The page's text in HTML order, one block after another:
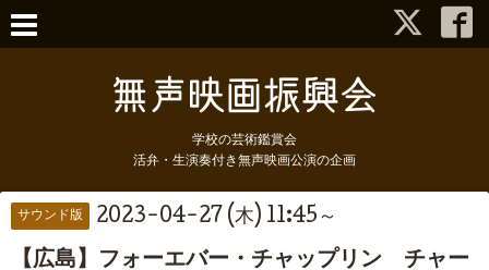
学校の芸術鑑賞会
活弁・生演奏付き無声映画公演の企画
サウンド版 2023-04-27 (木) 11:45～
【広島】フォーエバー・チャップリン チャー